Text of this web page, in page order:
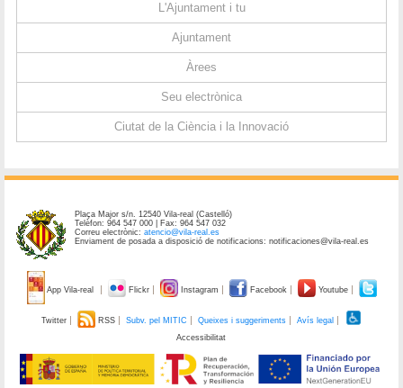
L'Ajuntament i tu
Ajuntament
Àrees
Seu electrònica
Ciutat de la Ciència i la Innovació
Plaça Major s/n. 12540 Vila-real (Castelló)
Telèfon: 964 547 000 | Fax: 964 547 032
Correu electrònic:atencio@vila-real.es
Enviament de posada a disposició de notificacions: notificaciones@vila-real.es
App Vila-real Flickr Instagram Facebook Youtube
Twitter RSS Subv. pel MITIC Queixes i suggeriments
Avís legal
Accessibilitat